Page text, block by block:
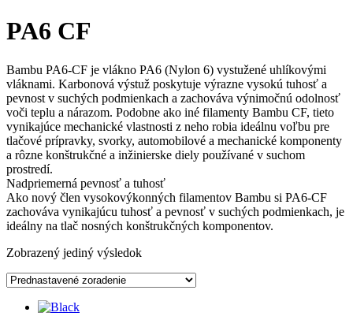
PA6 CF
Bambu PA6-CF je vlákno PA6 (Nylon 6) vystužené uhlíkovými
vláknami. Karbonová výstuž poskytuje výrazne vysokú tuhosť a
pevnost v suchých podmienkach a zachováva výnimočnú odolnosť
voči teplu a nárazom. Podobne ako iné filamenty Bambu CF, tieto
vynikajúce mechanické vlastnosti z neho robia ideálnu voľbu pre
tlačové prípravky, svorky, automobilové a mechanické komponenty
a rôzne konštrukčné a inžinierske diely používané v suchom
prostredí.
Nadpriemerná pevnosť a tuhosť
Ako nový člen vysokovýkonných filamentov Bambu si PA6-CF
zachováva vynikajúcu tuhosť a pevnosť v suchých podmienkach, je
ideálny na tlač nosných konštrukčných komponentov.
Zobrazený jediný výsledok